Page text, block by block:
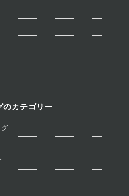
のカテゴリー
グ